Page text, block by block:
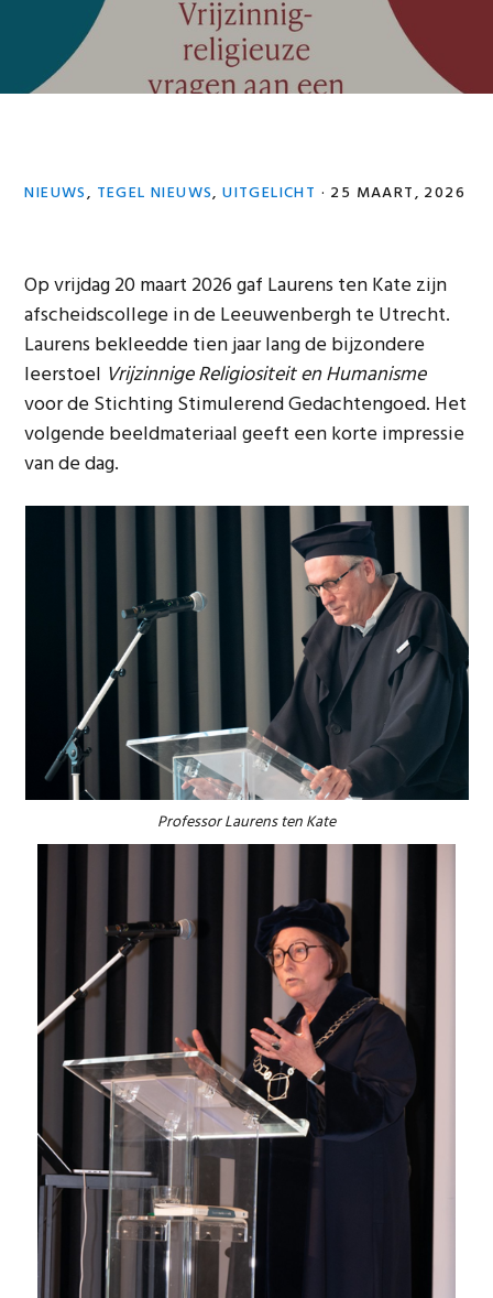
NIEUWS, TEGEL NIEUWS,UITGELICHT · 25 MAART, 2026
Op vrijdag 20 maart 2026 gaf Laurens ten Kate zijn
afscheidscollege in de Leeuwenbergh te Utrecht.
Laurens bekleedde tien jaar lang de bijzondere
leerstoel Vrijzinnige Religiositeit en Humanisme
voor de Stichting Stimulerend Gedachtengoed. Het
volgende beeldmateriaal geeft een korte impressie
van de dag.
Professor Laurens ten Kate